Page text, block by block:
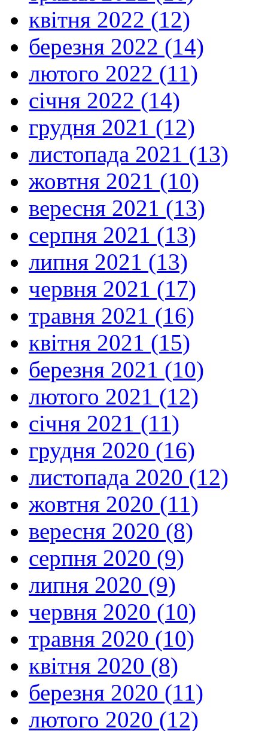
квітня 2022 (12)
березня 2022 (14)
лютого 2022 (11)
січня 2022 (14)
грудня 2021 (12)
листопада 2021 (13)
жовтня 2021 (10)
вересня 2021 (13)
серпня 2021 (13)
липня 2021 (13)
червня 2021 (17)
травня 2021 (16)
квітня 2021 (15)
березня 2021 (10)
лютого 2021 (12)
січня 2021 (11)
грудня 2020 (16)
листопада 2020 (12)
жовтня 2020 (11)
вересня 2020 (8)
серпня 2020 (9)
липня 2020 (9)
червня 2020 (10)
травня 2020 (10)
квітня 2020 (8)
березня 2020 (11)
лютого 2020 (12)